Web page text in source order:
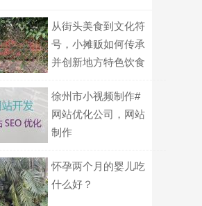
从街头美食到文化符
号，小摊贩如何传承
并创新地方特色饮食
徐州市小视频制作#
网站优化公司，网站
制作
怀孕两个月的婴儿吃
什么好？